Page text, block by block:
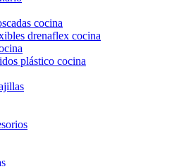
cocina
drenaflex cocina
plástico cocina